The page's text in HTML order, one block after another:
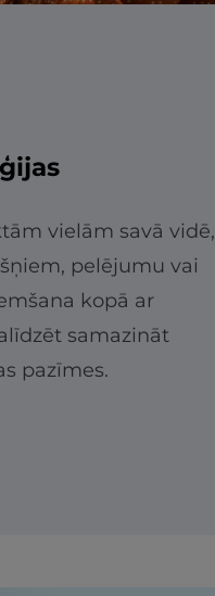
vielām savā vidē,
pelējumu vai
kopā ar
samazināt
pazīmes.